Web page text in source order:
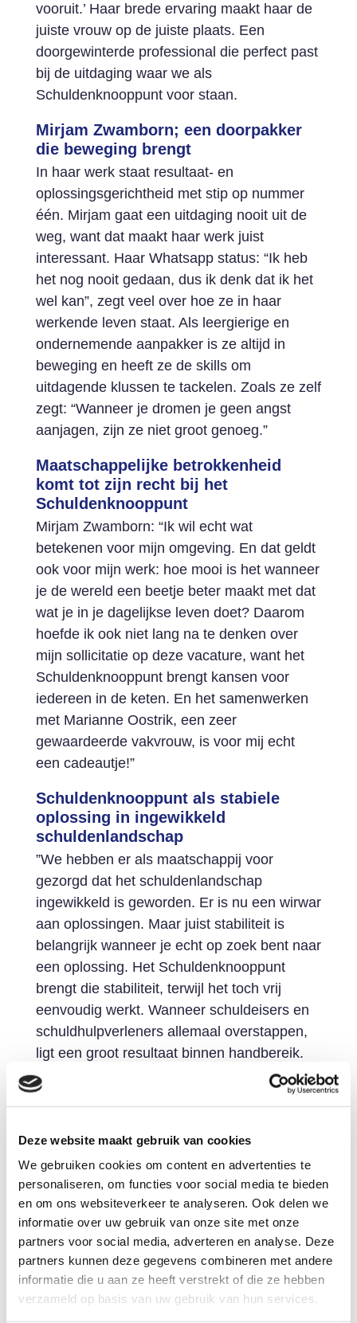
Deze website maakt gebruik van cookies
We gebruiken cookies om content en advertenties te
personaliseren, om functies voor social media te bieden
en om ons websiteverkeer te analyseren. Ook delen we
informatie over uw gebruik van onze site met onze
partners voor social media, adverteren en analyse. Deze
partners kunnen deze gegevens combineren met andere
informatie die u aan ze heeft verstrekt of die ze hebben
verzameld op basis van uw gebruik van hun services.
vooruit.’ Haar brede ervaring maakt haar de
juiste vrouw op de juiste plaats. Een
doorgewinterde professional die perfect past
bij de uitdaging waar we als
Schuldenknooppunt voor staan.
Mirjam Zwamborn; een doorpakker
die beweging brengt
In haar werk staat resultaat- en
oplossingsgerichtheid met stip op nummer
één. Mirjam gaat een uitdaging nooit uit de
weg, want dat maakt haar werk juist
interessant. Haar Whatsapp status: “Ik heb
het nog nooit gedaan, dus ik denk dat ik het
wel kan”, zegt veel over hoe ze in haar
werkende leven staat. Als leergierige en
ondernemende aanpakker is ze altijd in
beweging en heeft ze de skills om
uitdagende klussen te tackelen. Zoals ze zelf
zegt: “Wanneer je dromen je geen angst
aanjagen, zijn ze niet groot genoeg.”
Maatschappelijke betrokkenheid
komt tot zijn recht bij het
Schuldenknooppunt
Mirjam Zwamborn: “Ik wil echt wat
betekenen voor mijn omgeving. En dat geldt
ook voor mijn werk: hoe mooi is het wanneer
je de wereld een beetje beter maakt met dat
wat je in je dagelijkse leven doet? Daarom
hoefde ik ook niet lang na te denken over
mijn sollicitatie op deze vacature, want het
Schuldenknooppunt brengt kansen voor
iedereen in de keten. En het samenwerken
met Marianne Oostrik, een zeer
gewaardeerde vakvrouw, is voor mij echt
een cadeautje!”
Schuldenknooppunt als stabiele
oplossing in ingewikkeld
schuldenlandschap
”We hebben er als maatschappij voor
gezorgd dat het schuldenlandschap
ingewikkeld is geworden. Er is nu een wirwar
aan oplossingen. Maar juist stabiliteit is
belangrijk wanneer je echt op zoek bent naar
een oplossing. Het Schuldenknooppunt
brengt die stabiliteit, terwijl het toch vrij
eenvoudig werkt. Wanneer schuldeisers en
schuldhulpverleners allemaal overstappen,
ligt een groot resultaat binnen handbereik.
Het Schuldenknooppunt heeft de toekomst,
daar geloof ik 100% in!”
aanmoedigen
Het team van het Schuldenknooppunt is op
een missie om meer schuldeisers aan te
laten sluiten.
Mirjam: “Ik verwacht eigenlijk dat het
aansluiten door zowel schuldeisers als
schuldhulpverleners steeds vlotter zal gaan.